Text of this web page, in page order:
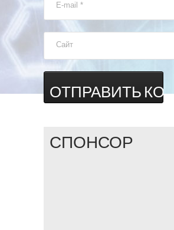
E-mail *
Сайт
СПОНСОР